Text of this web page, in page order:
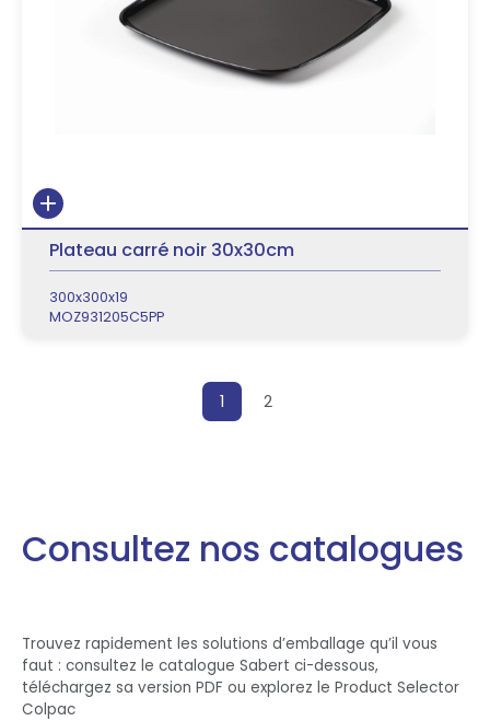
Plateau carré noir 30x30cm
300x300x19
MOZ931205C5PP
Posts pagination
1 2
Consultez nos catalogues
Trouvez rapidement les solutions d’emballage qu’il vous
faut : consultez le catalogue Sabert ci-dessous,
téléchargez sa version PDF ou explorez le Product Selector
Colpac